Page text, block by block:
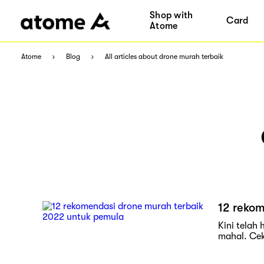
Shop with
Atome
Card
Atome Blog All articles about drone murah terbaik
12
Kini telah
mahal.